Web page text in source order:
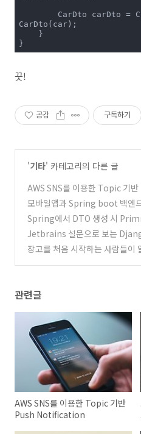
CarDto(car);
}
끗!
공감 구독하기
'기타' 카테고리의 다른 글
AWS SNS를 이용한 Topic 기
tion
(1)
모바일앱과 Spring boot 백엔
셜로그인 구현 (0)
Spring에서 DTO 생성 시
eference Type 중 어떤 것을 쓰
Jetbrains 설문으로 보는
(0)
장고를 처음 시작하는 사람들이
관련글
AWS SNS를 이용한 Topic 기반
Push Notification